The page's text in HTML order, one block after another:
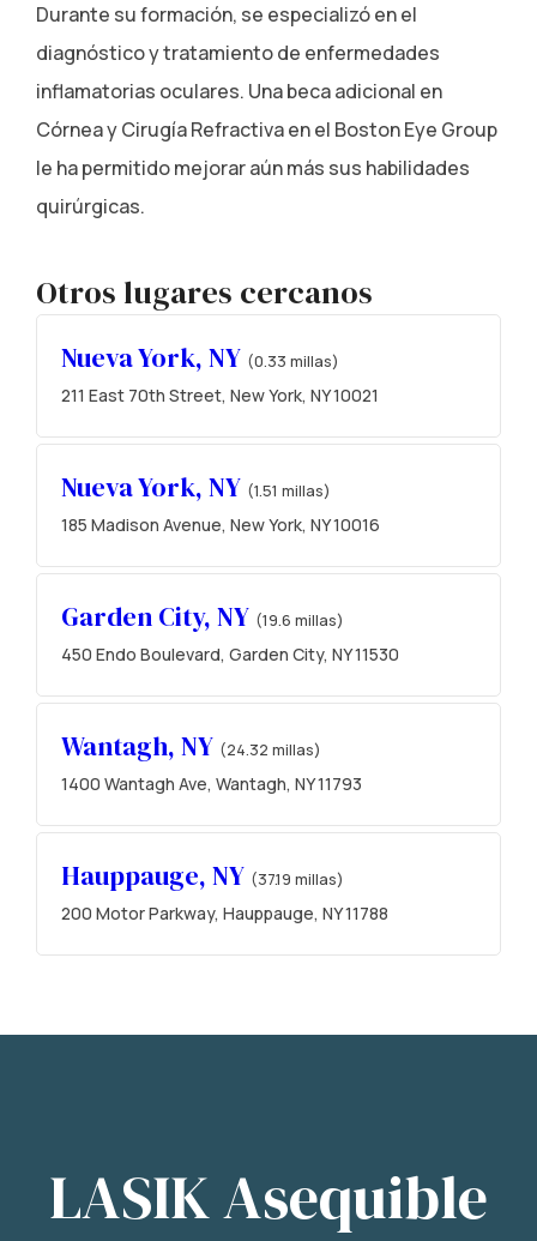
Durante su formación, se especializó en el
diagnóstico y tratamiento de enfermedades
inflamatorias oculares. Una beca adicional en
Córnea y Cirugía Refractiva en el Boston Eye Group
le ha permitido mejorar aún más sus habilidades
quirúrgicas.
Otros lugares cercanos
Nueva York, NY (0.33 millas)
211 East 70th Street, New York, NY 10021
Nueva York, NY (1.51 millas)
185 Madison Avenue, New York, NY 10016
Garden City, NY (19.6 millas)
450 Endo Boulevard, Garden City, NY 11530
Wantagh, NY (24.32 millas)
1400 Wantagh Ave, Wantagh, NY 11793
Hauppauge, NY (37.19 millas)
200 Motor Parkway, Hauppauge, NY 11788
LASIK Asequible